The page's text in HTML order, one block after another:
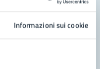
Informazioni sui cookie